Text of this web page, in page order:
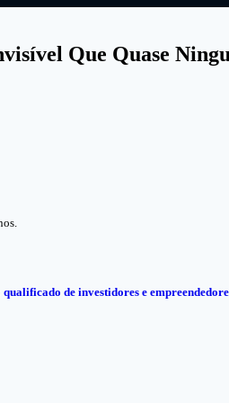
Que Quase
de investidores e